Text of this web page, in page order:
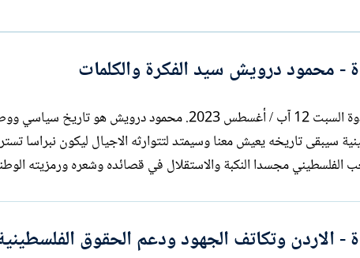
- محمود درويش سيد الفكرة والكلمات
بقلم : سري القدوة السبت 12 آب / أغسطس 2023. محمود
سيبقى تاريخه يعيش معنا وسيمتد لتتوارثه الاجيال ليكون نبراسا
مجسدا النكبة والاستقلال في قصائده وشعره ورمزيته
- الاردن وتكاتف الجهود ودعم الحقوق